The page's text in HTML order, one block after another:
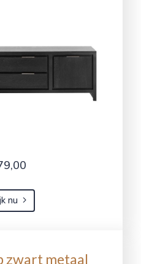
nu
zwart metaal